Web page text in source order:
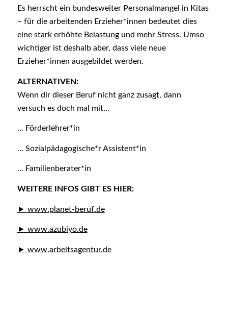
Es herrscht ein bundesweiter Personalmangel in Kitas
– für die arbeitenden Erzieher*innen bedeutet dies
eine stark erhöhte Belastung und mehr Stress. Umso
wichtiger ist deshalb aber, dass viele neue
Erzieher*innen ausgebildet werden.
ALTERNATIVEN:
Wenn dir dieser Beruf nicht ganz zusagt, dann
versuch es doch mal mit…
… Förderlehrer*in
… Sozialpädagogische*r Assistent*in
… Familienberater*in
WEITERE INFOS GIBT ES HIER:
www.planet-beruf.de
www.azubiyo.de
www.arbeitsagentur.de